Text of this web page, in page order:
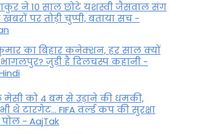
ने 10 साल छोटे यशस्वी जैसवाल संग
पर तोड़ी चुप्पी, बताया सच -
का बिहार कनेक्शन, हर साल क्यों
जुड़ी है दिलचस्प कहानी -
मेसी को 4 बम से उड़ाने की धमकी,
थे टारगेट... FIFA वर्ल्ड कप की सुरक्षा
- AajTak